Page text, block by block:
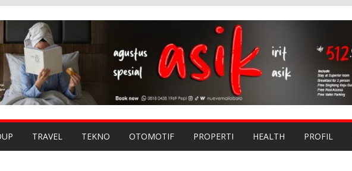
TRAVEL TEKNO OTOMOTIF PROPERTI HEALTH PROFIL